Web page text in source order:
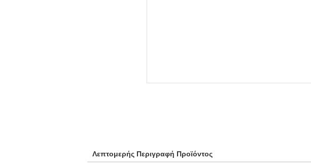
Λεπτομερής Περιγραφή Προϊόντος